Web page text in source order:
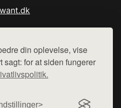
din oplevelse, vise
for at siden fungerer
- vi henviser til de shops,